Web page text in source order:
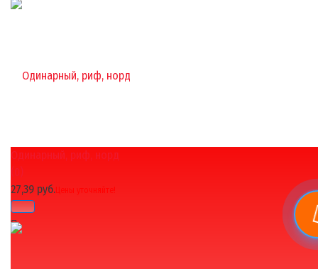
Одинарный, риф, норд
(0)
27,39 руб.Цены уточняйте!